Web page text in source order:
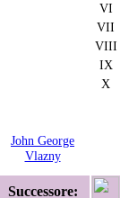
VI
VII
VIII
IX
X
John George
Vlazny
Successore: